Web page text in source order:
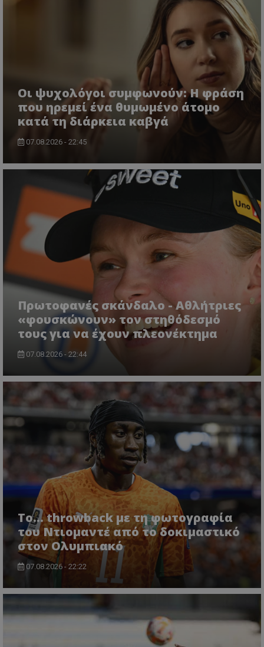
Οι ψυχολόγοι συμφωνούν: Η φράση
που ηρεμεί ένα θυμωμένο άτομο
κατά τη διάρκεια καβγά
07.08.2026 - 22:45
Πρωτοφανές σκάνδαλο - Aθλήτριες
«φουσκώνουν» τον στηθόδεσμό
τους για να έχουν πλεονέκτημα
07.08.2026 - 22:44
Το... throwback με τη φωτογραφία
του Ντιομαντέ από το δοκιμαστικό
στον Ολυμπιακό
07.08.2026 - 22:22